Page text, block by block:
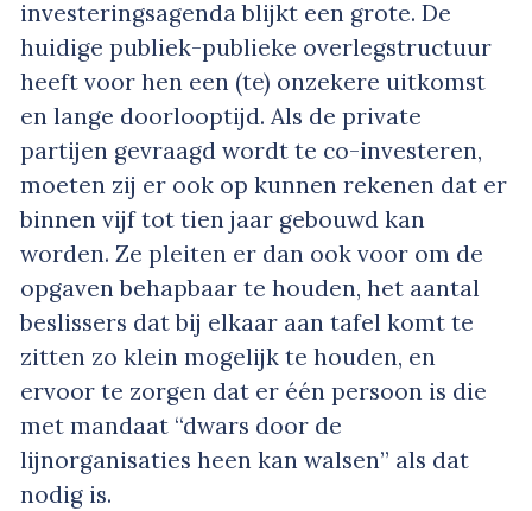
investeringsagenda blijkt een grote. De
huidige publiek-publieke overlegstructuur
heeft voor hen een (te) onzekere uitkomst
en lange doorlooptijd. Als de private
partijen gevraagd wordt te co-investeren,
moeten zij er ook op kunnen rekenen dat er
binnen vijf tot tien jaar gebouwd kan
worden. Ze pleiten er dan ook voor om de
opgaven behapbaar te houden, het aantal
beslissers dat bij elkaar aan tafel komt te
zitten zo klein mogelijk te houden, en
ervoor te zorgen dat er één persoon is die
met mandaat “dwars door de
lijnorganisaties heen kan walsen” als dat
nodig is.